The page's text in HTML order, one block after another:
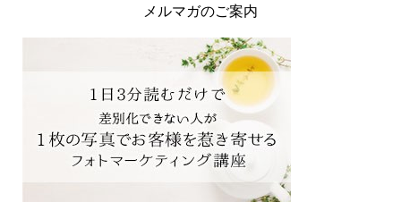
メルマガのご案内